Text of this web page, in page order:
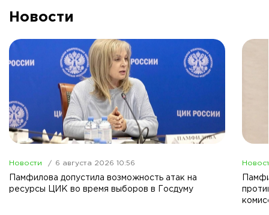
Новости
Новости 6 августа 2026 10:56
Памфилова допустила возможность атак на
ресурсы ЦИК во время выборов в Госдуму